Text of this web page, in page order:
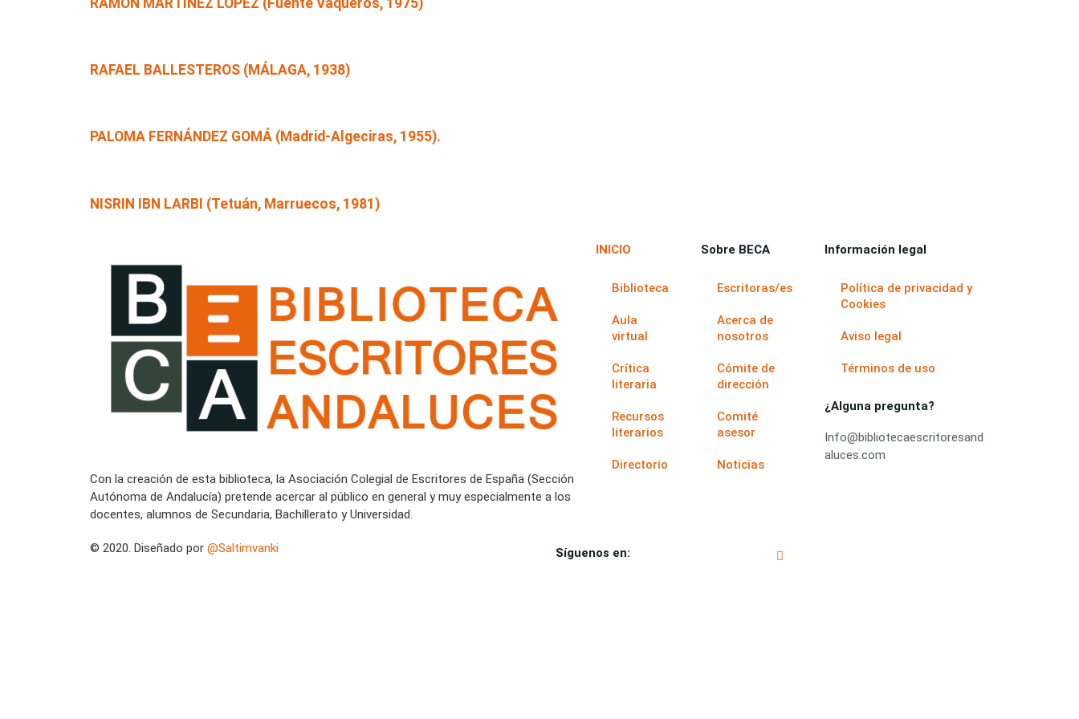
RAMÓN MARTÍNEZ LÓPEZ (Fuente Vaqueros, 1975)
RAFAEL BALLESTEROS (MÁLAGA, 1938)
PALOMA FERNÁNDEZ GOMÁ (Madrid-Algeciras, 1955).
NISRIN IBN LARBI (Tetuán, Marruecos, 1981)
Con la creación de esta biblioteca, la Asociación Colegial de Escritores de España (Sección
Autónoma de Andalucía) pretende acercar al público en general y muy especialmente a los
docentes, alumnos de Secundaria, Bachillerato y Universidad.
INICIO
Biblioteca
Aula
virtual
Crítica
literaria
Recursos
literarios
Directorio
Sobre BECA
Escritoras/es
Acerca de
nosotros
Cómite de
dirección
Comité
asesor
Noticias
Información legal
Política de privacidad y
Cookies
Aviso legal
Términos de uso
¿Alguna pregunta?
Info@bibliotecaescritoresand
aluces.com
© 2020. Diseñado por @Saltimvanki Síguenos en: